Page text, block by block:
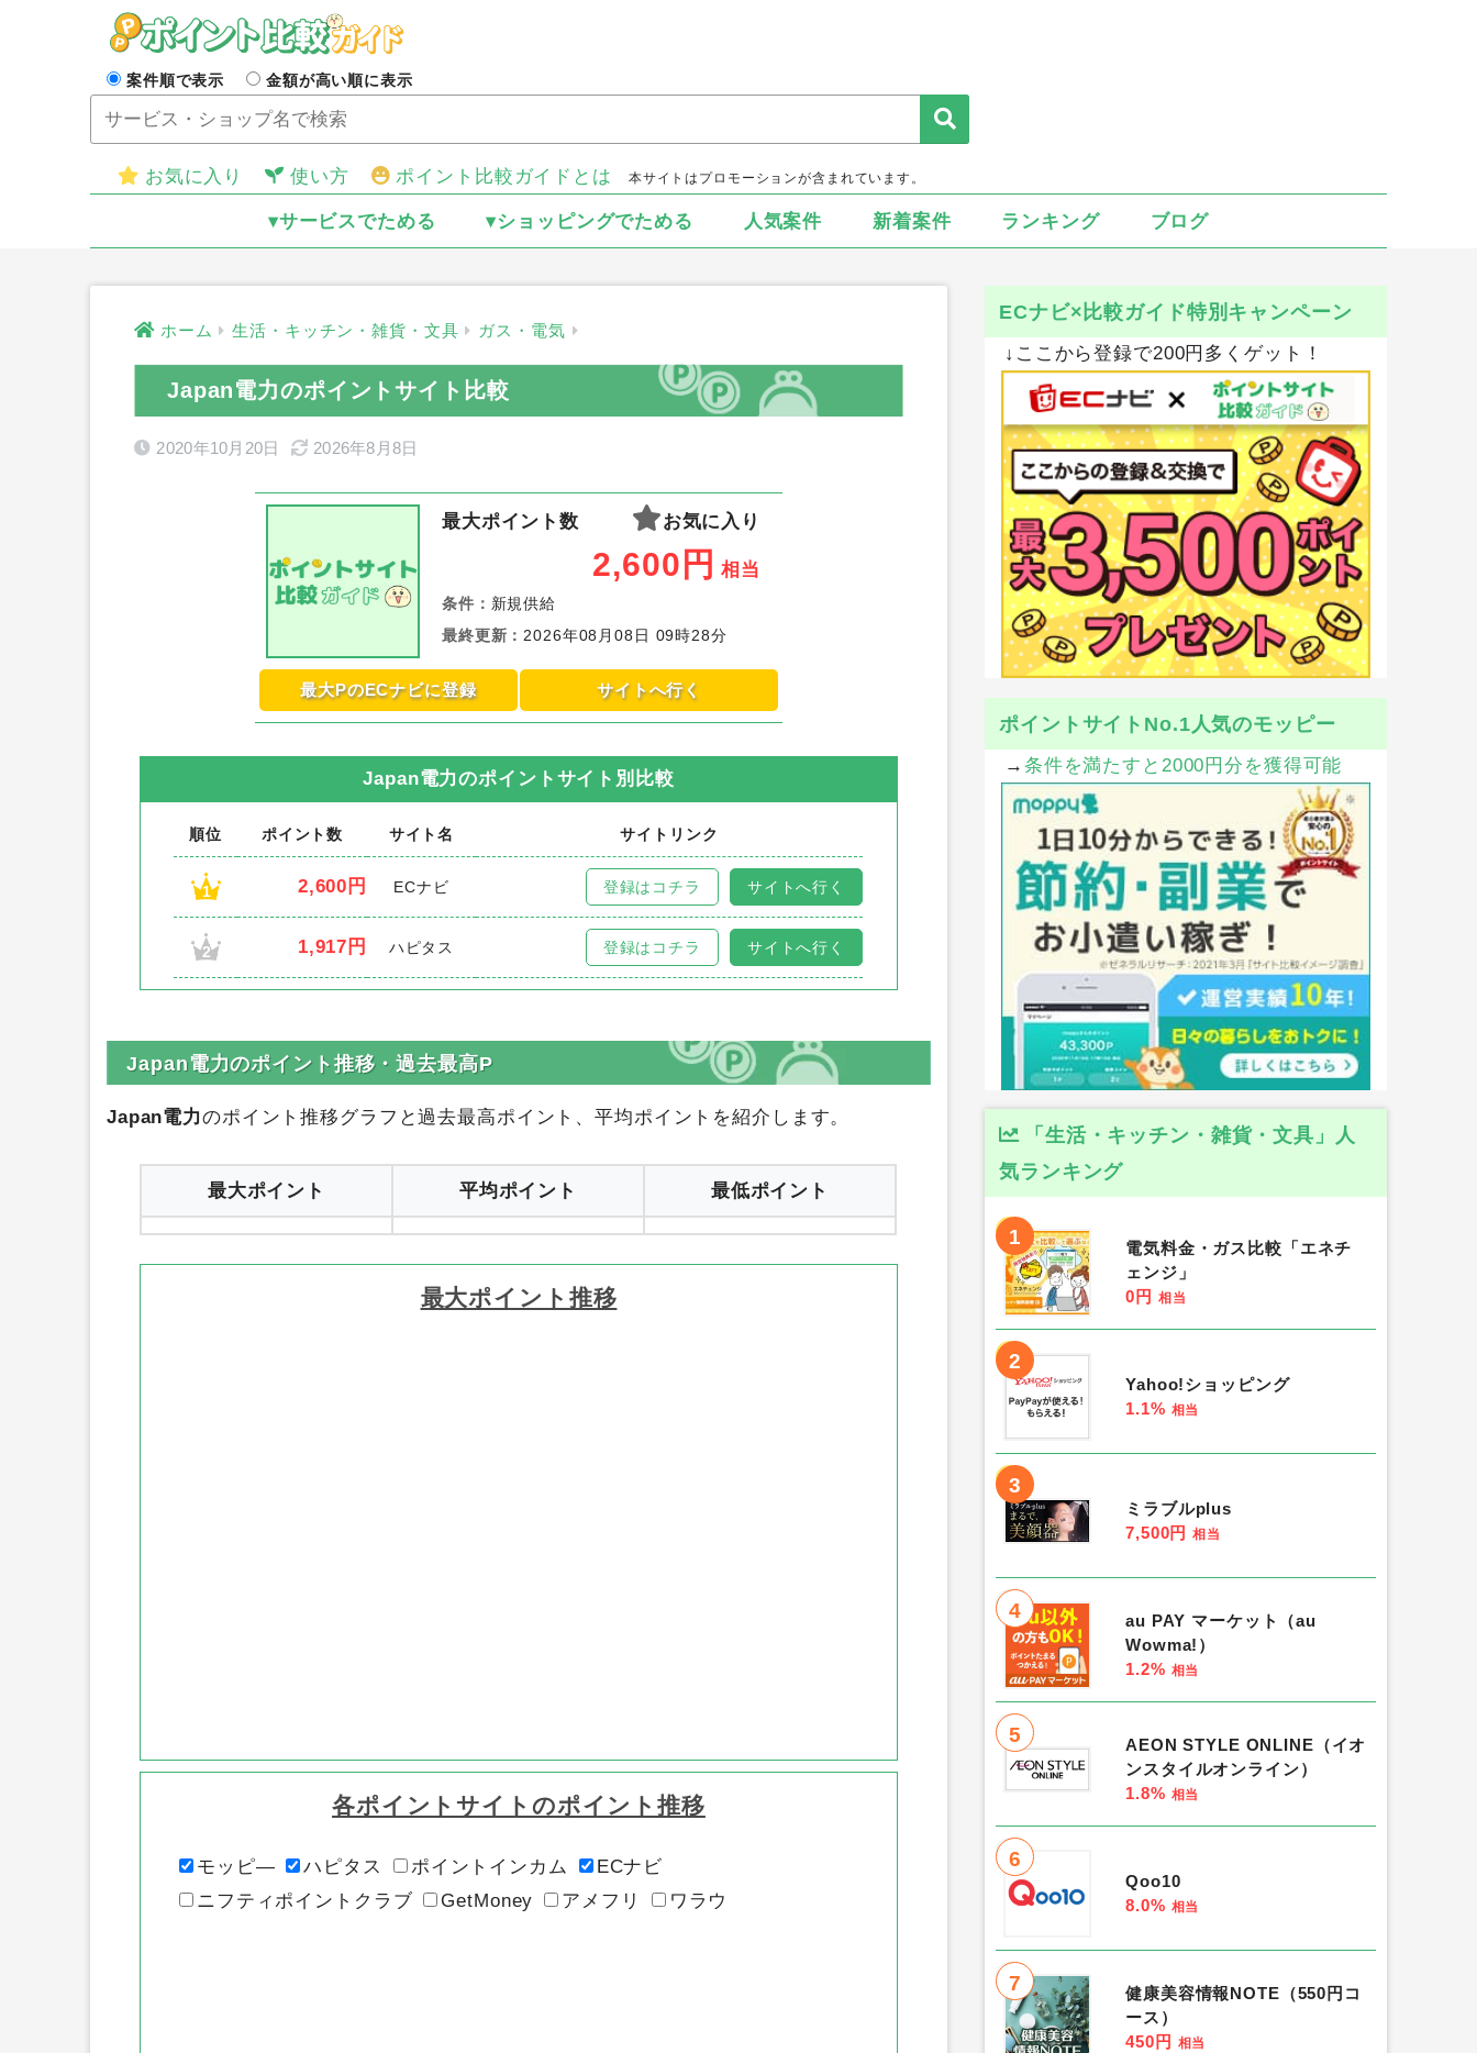
案件順で表示 金額が高い順に表示
お気に入り 使い方 ポイント比較ガイドとは 本サイトはプロモーションが含まれています。
▾サービスでためる ▾ショッピングでためる 人気案件 新着案件 ランキング ブログ
ホーム 生活・キッチン・雑貨・文具 ガス・電気
Japan電力のポイントサイト比較
2020年10月20日 2026年8月8日
最大ポイント数 お気に入り
2,600 円 相当
条件： 新規供給
最終更新 ： 2026年08月08日 09時28分
最大PのECナビに登録 サイトへ行く
Japan電力のポイントサイト別比較
順位 ポイント数 サイト名 サイトリンク
1 2,600円 ECナビ 登録はコチラ サイトへ行く
2 1,917円 ハピタス 登録はコチラ サイトへ行く
Japan電力のポイント推移・過去最高P
平均ポイント
各ポイントサイトのポイント推移
ECナビ×比較ガイド特別キャンペーン
↓ここから登録で200円多くゲット！
ポイントサイトNo.1人気のモッピー
→ 条件を満たすと2000円分を獲得可能
「生活・キッチン・雑貨・文具」人
気ランキング
1
電気料金・ガス比較「エネチ
ェンジ」
0円 相当
2
Yahoo!ショッピング
1.1% 相当
3
ミラブルplus
7,500円 相当
4
au PAY マーケット（au
Wowma!）
1.2% 相当
5
AEON STYLE ONLINE（イオ
ンスタイルオンライン）
1.8% 相当
6
Qoo10
8.0% 相当
7
健康美容情報NOTE（550円コ
ース）
450円 相当